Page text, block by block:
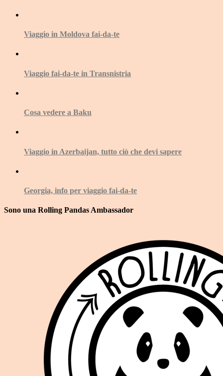
Viaggio in Moldova fai-da-te
Viaggio fai-da-te in Transnistria
Cosa vedere a Baku
Viaggio in Azerbaijan, tutto ciò che devi sapere
Georgia, info per viaggio fai-da-te
Sono una Rolling Pandas Ambassador